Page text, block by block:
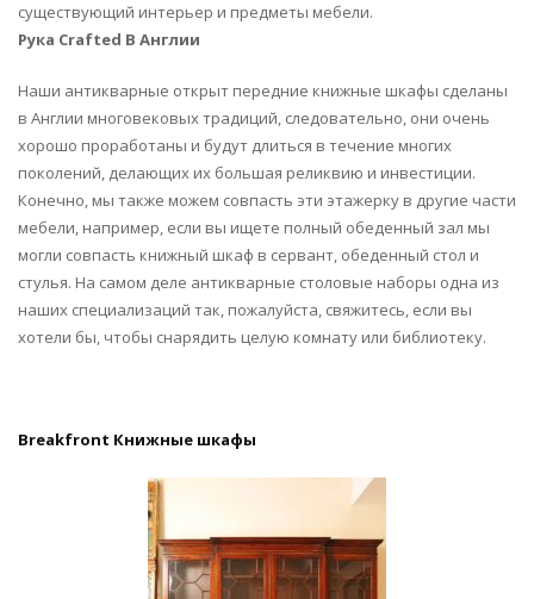
существующий интерьер и предметы мебели.
Рука Crafted В Англии
Наши антикварные открыт передние книжные шкафы сделаны
в Англии многовековых традиций, следовательно, они очень
хорошо проработаны и будут длиться в течение многих
поколений, делающих их большая реликвию и инвестиции.
Конечно, мы также можем совпасть эти этажерку в другие части
мебели, например, если вы ищете полный обеденный зал мы
могли совпасть книжный шкаф в сервант, обеденный стол и
стулья. На самом деле антикварные столовые наборы одна из
наших специализаций так, пожалуйста, свяжитесь, если вы
хотели бы, чтобы снарядить целую комнату или библиотеку.
Breakfront Книжные шкафы